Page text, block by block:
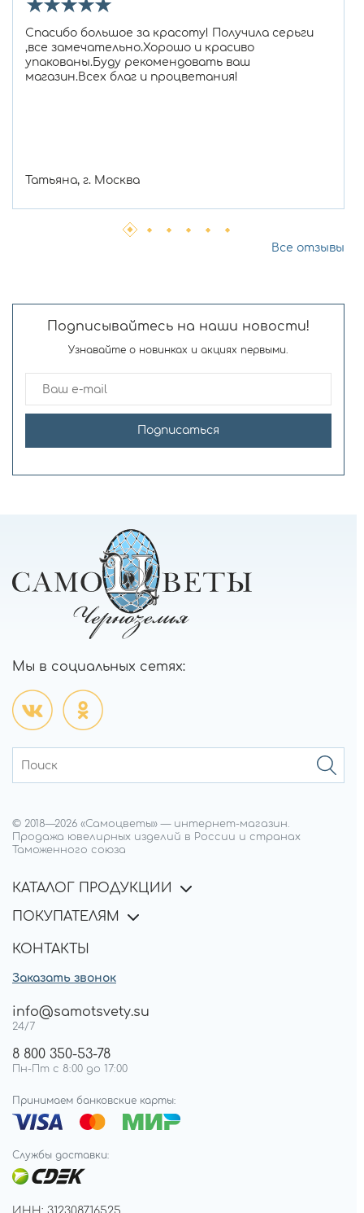
★★★★★
Спасибо большое за красоту! Получила серьги
,все замечательно.Хорошо и красиво
упакованы.Буду рекомендовать ваш
магазин.Всех благ и процветания!
Татьяна, г. Москва
Все отзывы
Подписывайтесь на наши новости!
Узнавайте о новинках и акциях первыми.
Подписаться
Мы в социальных сетях:
© 2018—2026 «Самоцветы» — интернет-магазин.
Продажа ювелирных изделий в России и странах
Таможенного союза
КАТАЛОГ ПРОДУКЦИИ
ПОКУПАТЕЛЯМ
КОНТАКТЫ
Заказать звонок
info@samotsvety.su
24/7
8 800 350-53-78
Пн-Пт с 8:00 до 17:00
Принимаем банковские карты:
Службы доставки: